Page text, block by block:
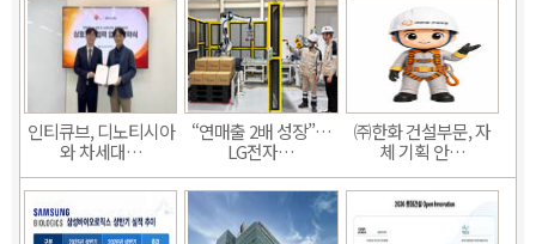
인티큐브, 디노티시아
와 차세대…
“연매출 2배 성장”…
LG전자…
㈜한화 건설부문, 자
체 기획 안…